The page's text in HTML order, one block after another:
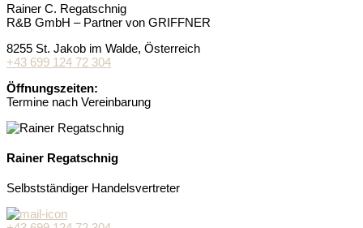
Rainer C. Regatschnig
R&B GmbH – Partner von GRIFFNER
8255 St. Jakob im Walde, Österreich
+43 699 124 72 304
Öffnungszeiten:
Termine nach Vereinbarung
Rainer Regatschnig
Selbstständiger Handelsvertreter